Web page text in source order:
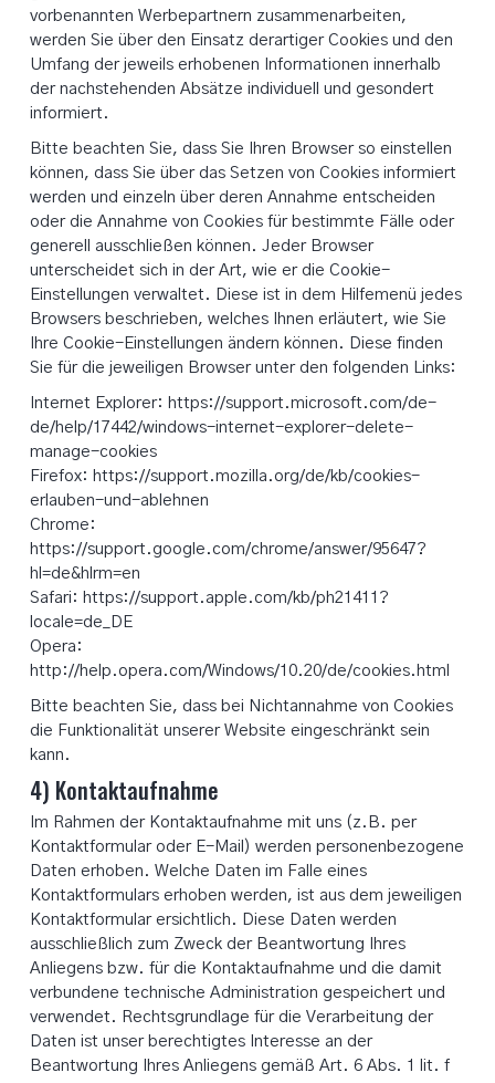
vorbenannten Werbepartnern zusammenarbeiten,
werden Sie über den Einsatz derartiger Cookies und den
Umfang der jeweils erhobenen Informationen innerhalb
der nachstehenden Absätze individuell und gesondert
informiert.
Bitte beachten Sie, dass Sie Ihren Browser so einstellen
können, dass Sie über das Setzen von Cookies informiert
werden und einzeln über deren Annahme entscheiden
oder die Annahme von Cookies für bestimmte Fälle oder
generell ausschließen können. Jeder Browser
unterscheidet sich in der Art, wie er die Cookie-
Einstellungen verwaltet. Diese ist in dem Hilfemenü jedes
Browsers beschrieben, welches Ihnen erläutert, wie Sie
Ihre Cookie-Einstellungen ändern können. Diese finden
Sie für die jeweiligen Browser unter den folgenden Links:
Internet Explorer: https://support.microsoft.com/de-
de/help/17442/windows-internet-explorer-delete-
manage-cookies
Firefox: https://support.mozilla.org/de/kb/cookies-
erlauben-und-ablehnen
Chrome:
https://support.google.com/chrome/answer/95647?
hl=de&hlrm=en
Safari: https://support.apple.com/kb/ph21411?
locale=de_DE
Opera:
http://help.opera.com/Windows/10.20/de/cookies.html
Bitte beachten Sie, dass bei Nichtannahme von Cookies
die Funktionalität unserer Website eingeschränkt sein
kann.
4) Kontaktaufnahme
Im Rahmen der Kontaktaufnahme mit uns (z.B. per
Kontaktformular oder E-Mail) werden personenbezogene
Daten erhoben. Welche Daten im Falle eines
Kontaktformulars erhoben werden, ist aus dem jeweiligen
Kontaktformular ersichtlich. Diese Daten werden
ausschließlich zum Zweck der Beantwortung Ihres
Anliegens bzw. für die Kontaktaufnahme und die damit
verbundene technische Administration gespeichert und
verwendet. Rechtsgrundlage für die Verarbeitung der
Daten ist unser berechtigtes Interesse an der
Beantwortung Ihres Anliegens gemäß Art. 6 Abs. 1 lit. f